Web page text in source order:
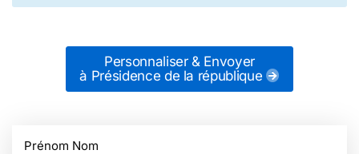
Personnaliser & Envoyer
à Présidence de la république
Prénom Nom